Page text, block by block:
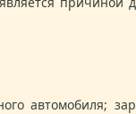
автомобиля;